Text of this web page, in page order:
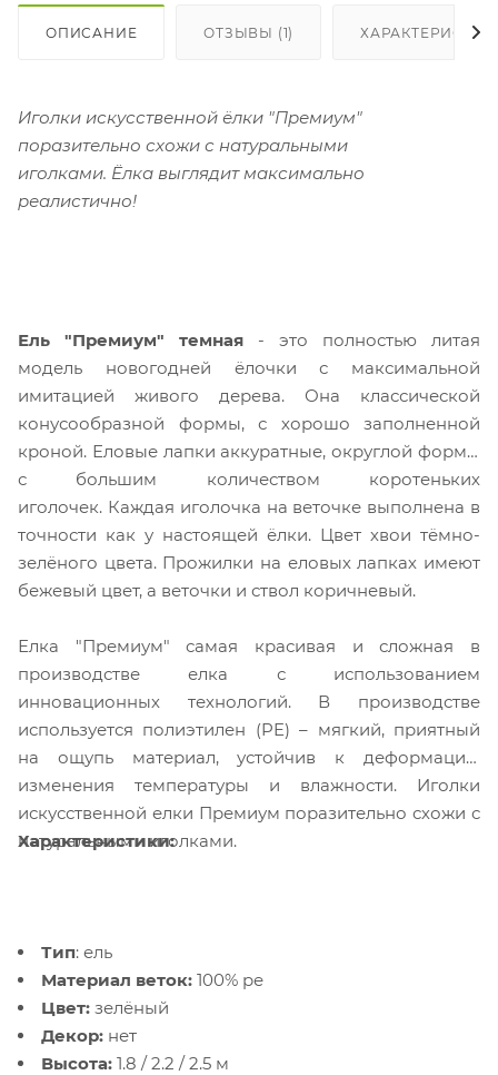
ОПИСАНИЕ ОТЗЫВЫ (1)
Иголки искусственной ёлки "Премиум"
поразительно схожи с натуральными
иголками. Ёлка выглядит максимально
реалистично!
Ель "Премиум" темная - это полностью литая
модель новогодней ёлочки с максимальной
имитацией живого дерева. Она классической
конусообразной формы, с хорошо заполненной
кроной. Еловые лапки аккуратные, округлой формы
с большим количеством коротеньких
иголочек. Каждая иголочка на веточке выполнена в
точности как у настоящей ёлки. Цвет хвои тёмно-
зелёного цвета. Прожилки на еловых лапках имеют
бежевый цвет, а веточки и ствол коричневый.
Елка "Премиум" самая красивая и сложная в
производстве елка с использованием
инновационных технологий. В производстве
используется полиэтилен (PE) – мягкий, приятный
на ощупь материал, устойчив к деформации,
изменения температуры и влажности. Иголки
искусственной елки Премиум поразительно схожи с
натуральными иголками.
Характеристики:
Тип: ель
Материал веток: 100% ре
Цвет: зелёный
Декор: нет
Высота: 1.8 / 2.2 / 2.5 м